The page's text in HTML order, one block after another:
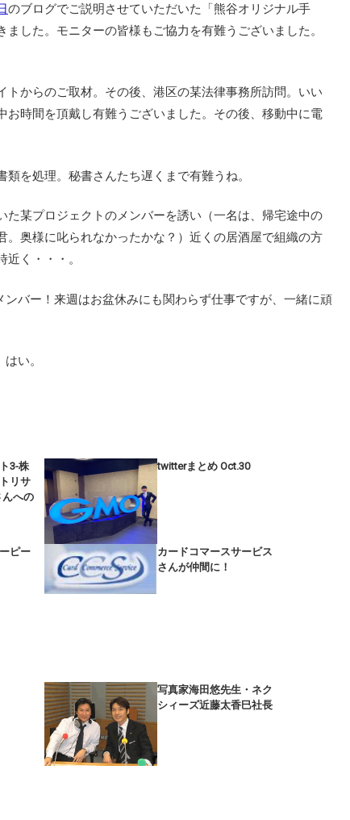
のブログでご説明させていただいた「熊谷オリジナル手
した。モニターの皆様もご協力を有難うございました。
トからのご取材。その後、港区の某法律事務所訪問。いい
お時間を頂戴し有難うございました。その後、移動中に電
を処理。秘書さんたち遅くまで有難うね。
た某プロジェクトのメンバーを誘い（一名は、帰宅途中の
。奥様に叱られなかったかな？）近くの居酒屋で組織の方
く・・・。
バー！来週はお盆休みにも関わらず仕事ですが、一緒に頑
い。
3-株
リサ
んへの
twitterまとめ Oct.30
ピー
カードコマースサービス
さんが仲間に！
写真家海田悠先生・ネク
シィーズ近藤太香巳社長